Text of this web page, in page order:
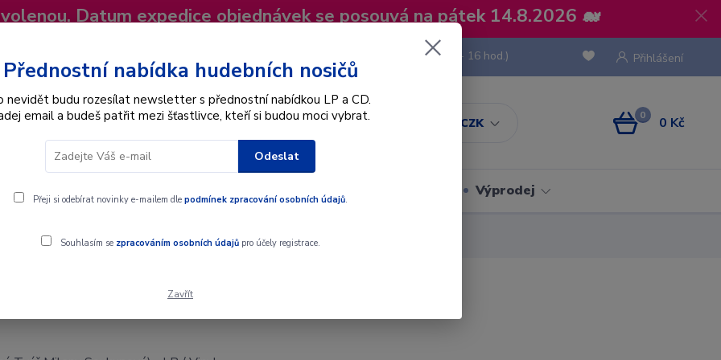
Datum expedice objednávek se posouvá na pátek 14.8.2026 🐋
CZK
Přihlášení
Hledat
(Po-Pá, 8 - 16 hod.)
0 0 Kč
Interpret Dárkové poukazy Výprodej
Tvář Mileny Soukupové) - LP / Vinyl
Tvář Mileny Soukupové) - LP / Vinyl
Přednostní nabídka hudebních nosičů
nevidět budu rozesílat newsletter s přednostní nabídkou LP a CD.
email a budeš patřit mezi šťastlivce, kteří si budou moci vybrat.
Odeslat
Přeji si odebírat novinky e-mailem dle podmínek zpracování osobních údajů.
Souhlasím se zpracováním osobních údajůpro účely registrace.
Zavřít